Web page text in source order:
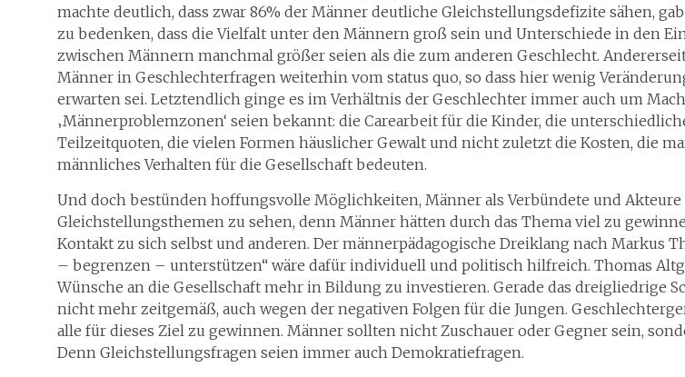
machte deutlich, dass zwar 86% der Männer deutliche Gleichstellungsdefizite sähen,
zu bedenken, dass die Vielfalt unter den Männern groß sein und Unterschiede in den
zwischen Männern manchmal größer seien als die zum anderen Geschlecht.
Männer in Geschlechterfragen weiterhin vom status quo, so dass hier wenig
erwarten sei. Letztendlich ginge es im Verhältnis der Geschlechter immer auch um
‚Männerproblemzonen‘ seien bekannt: die Carearbeit für die Kinder, die
Teilzeitquoten, die vielen Formen häuslicher Gewalt und nicht zuletzt die Kosten, die
männliches Verhalten für die Gesellschaft bedeuten.
Und doch bestünden hoffungsvolle Möglichkeiten, Männer als Verbündete und
Gleichstellungsthemen zu sehen, denn Männer hätten durch das Thema viel zu
Kontakt zu sich selbst und anderen. Der männerpädagogische Dreiklang nach Markus
– begrenzen – unterstützen“ wäre dafür individuell und politisch hilfreich. Thomas
Wünsche an die Gesellschaft mehr in Bildung zu investieren. Gerade das dreigliedrige
nicht mehr zeitgemäß, auch wegen der negativen Folgen für die Jungen.
alle für dieses Ziel zu gewinnen. Männer sollten nicht Zuschauer oder Gegner sein,
Denn Gleichstellungsfragen seien immer auch Demokratiefragen.